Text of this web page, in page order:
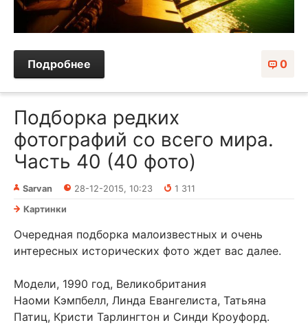
0
Подробнее
Подборка редких
фотографий со всего мира.
Часть 40 (40 фото)
Sarvan 28-12-2015, 10:23
1 311
Картинки
Очередная подборка малоизвестных и очень
интересных исторических фото ждет вас далее.
Модели, 1990 год, Великобритания
Наоми Кэмпбелл, Линда Евангелиста, Татьяна
Патиц, Кристи Тарлингтон и Синди Кроуфорд.